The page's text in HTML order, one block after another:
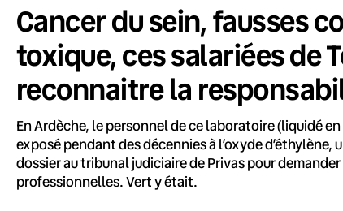
Cancer du sein, fausses
toxique, ces salariées de
reconnaitre la
En Ardèche, le personnel de ce laboratoire (liquidé
exposé pendant des décennies à l’oxyde
dossier au tribunal judiciaire de Privas pour
professionnelles. Vert y était.